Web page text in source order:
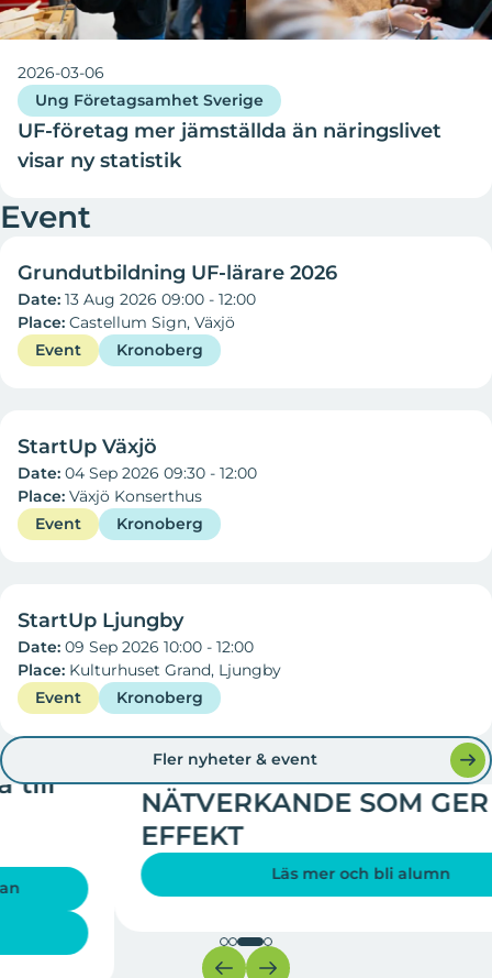
2026-03-06
Ung Företagsamhet Sverige
UF-företag mer jämställda än näringslivet
visar ny statistik
Event
Grundutbildning UF-lärare 2026
Date: 13 Aug 2026 09:00 - 12:00
Place: Castellum Sign, Växjö
Event
Kronoberg
StartUp Växjö
Date: 04 Sep 2026 09:30 - 12:00
Place: Växjö Konserthus
Event
Kronoberg
StartUp Ljungby
Date: 09 Sep 2026 10:00 - 12:00
Place: Kulturhuset Grand, Ljungby
Event
Kronoberg
Fler nyheter & event
BLI MEDLEM I UF-ALUMNI, ETT NATIONELLT NÄTVERK,
NÄTVERKANDE SOM GER
Läs mer och bli alumn